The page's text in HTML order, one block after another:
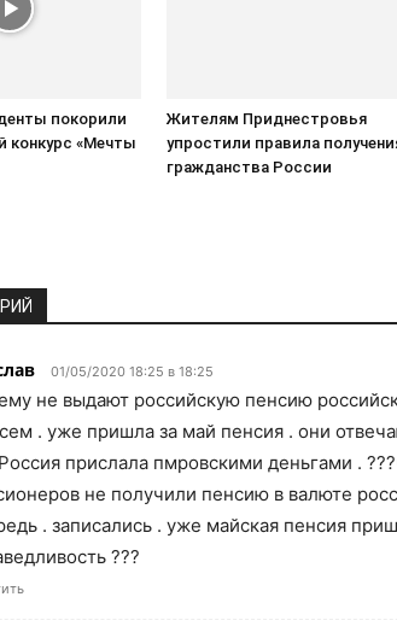
покорили
конкурс «Мечты
Жителям Приднестровья
упростили правила
гражданства России
01/05/2020 18:25 в 18:25
не выдают российскую пенсию
. уже пришла за май пенсия . они
прислала пмровскими деньгами .
не получили пенсию в валюте
. записались . уже майская пенсия
???